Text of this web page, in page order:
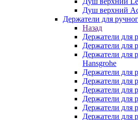
Душ верхний
Держатели для
Назад
Держатели для
Держатели для
Держатели для
Hansgrohe
Держатели для
Держатели для
Держатели для
Держатели для
Держатели для
Держатели для